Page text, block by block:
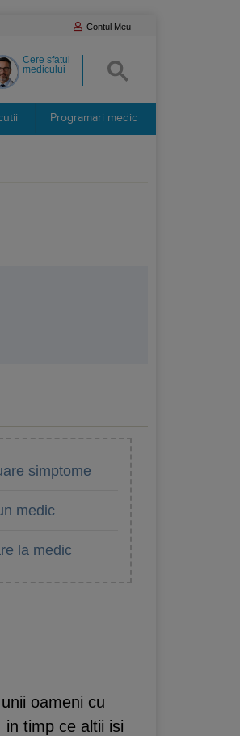
Contul Meu
Cere sfatul
medicului
Programari medic
simptome
medic
la medic
oameni cu
timp ce altii isi